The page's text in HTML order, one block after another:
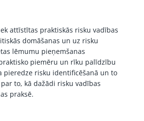
attīstītas praktiskās risku vadības
domāšanas un uz risku
lēmumu pieņemšanas
piemēru un rīku palīdzību
pieredze risku identificēšanā un to
to, kā dažādi risku vadības
praksē.